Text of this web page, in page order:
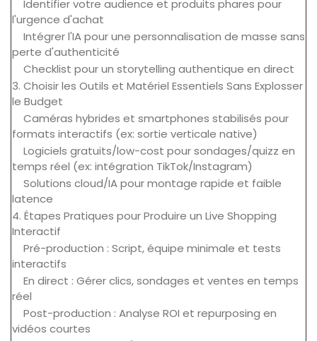
Identifier votre audience et produits phares pour
l'urgence d'achat
Intégrer l'IA pour une personnalisation de masse sans
perte d'authenticité
Checklist pour un storytelling authentique en direct
3. Choisir les Outils et Matériel Essentiels Sans Explosser
le Budget
Caméras hybrides et smartphones stabilisés pour
formats interactifs (ex: sortie verticale native)
Logiciels gratuits/low-cost pour sondages/quizz en
temps réel (ex: intégration TikTok/Instagram)
Solutions cloud/IA pour montage rapide et faible
latence
4. Étapes Pratiques pour Produire un Live Shopping
Interactif
Pré-production : Script, équipe minimale et tests
interactifs
En direct : Gérer clics, sondages et ventes en temps
réel
Post-production : Analyse ROI et repurposing en
vidéos courtes